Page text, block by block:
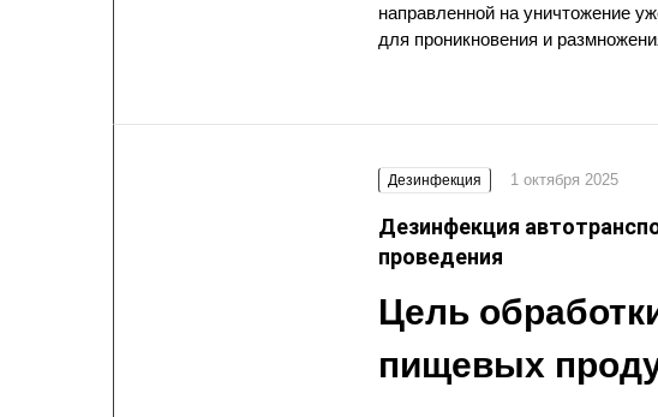
направленной на уничтожение
для проникновения и
Дезинфекция 1 октября 2025
Дезинфекция
проведения
Цель
пищевых